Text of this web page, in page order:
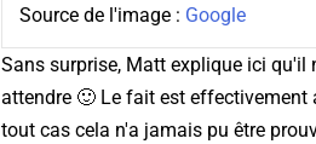
Source de l'image : Google
Sans surprise, Matt explique ici qu'il
attendre 🙂 Le fait est effectivement
tout cas cela n'a jamais pu être